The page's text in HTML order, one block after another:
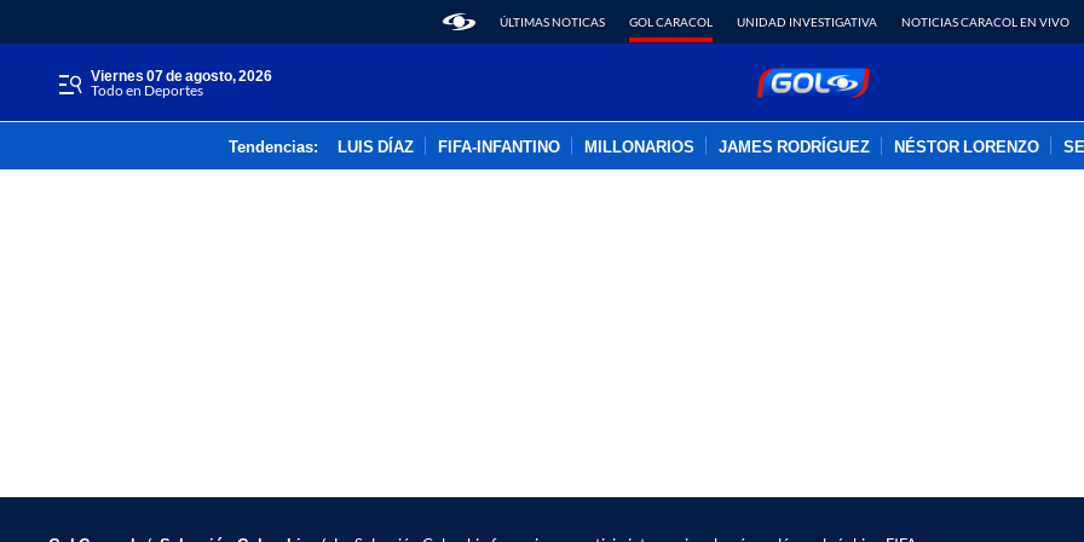
ÚLTIMAS NOTICAS GOL CARACOL UNIDAD INVESTIGATIVA NOTICIAS CARACOL EN VIVO
viernes 07 de agosto, 2026
Todo en Deportes
Tendencias: LUIS DÍAZ FIFA-INFANTINO MILLONARIOS JAMES RODRÍGUEZ NÉSTOR LORENZO